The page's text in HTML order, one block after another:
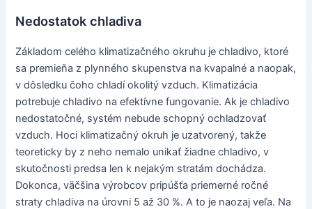
Nedostatok chladiva
Základom celého klimatizačného okruhu je chladivo, ktoré
sa premieňa z plynného skupenstva na kvapalné a naopak,
v dôsledku čoho chladí okolitý vzduch. Klimatizácia
potrebuje chladivo na efektívne fungovanie. Ak je chladivo
nedostatočné, systém nebude schopný ochladzovať
vzduch. Hoci klimatizačný okruh je uzatvorený, takže
teoreticky by z neho nemalo unikať žiadne chladivo, v
skutočnosti predsa len k nejakým stratám dochádza.
Dokonca, väčšina výrobcov pripúšťa priemerné ročné
straty chladiva na úrovni 5 až 30 %. A to je naozaj veľa. Na